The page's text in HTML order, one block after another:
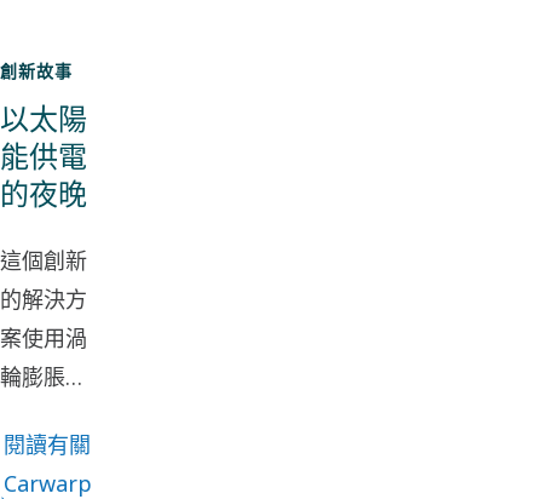
創新故事
以太陽
能供電
的夜晚
這個創新
的解決方
案使用渦
輪膨脹機
天候為電
閱讀有關
Carwarp